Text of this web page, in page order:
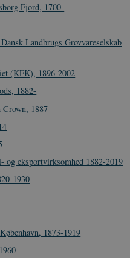
Fjord, 1700-
Landbrugs Grovvareselskab
(KFK), 1896-2002
1882-
Crown, 1887-
og eksportvirksomhed 1882-2019
1930
1873-1919